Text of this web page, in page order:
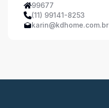
99677
(11) 99141-8253
karin@kdhome.com.br